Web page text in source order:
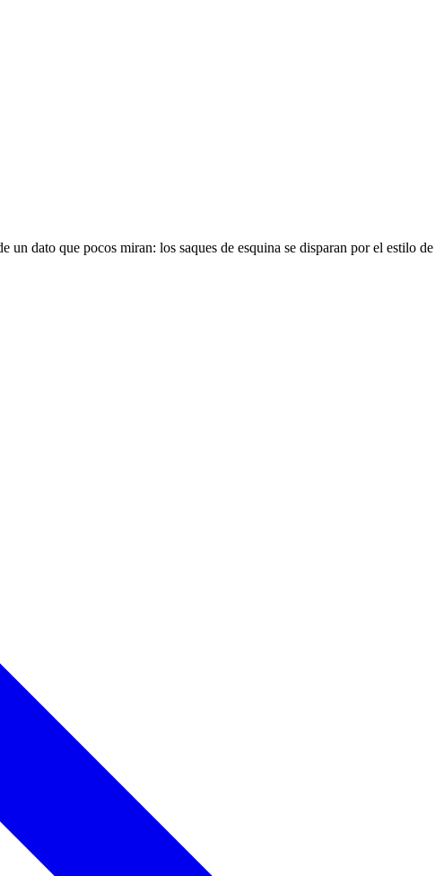
dato que pocos miran: los saques de esquina se disparan por el estilo de